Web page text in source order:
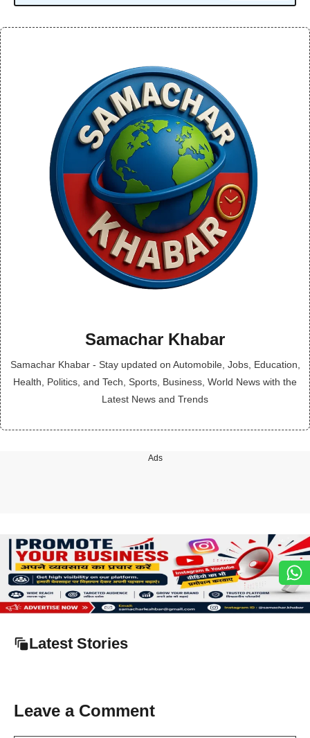
Samachar Khabar
Samachar Khabar - Stay updated on Automobile, Jobs, Education,
Health, Politics, and Tech, Sports, Business, World News with the
Latest News and Trends
Ads
Latest Stories
Leave a Comment